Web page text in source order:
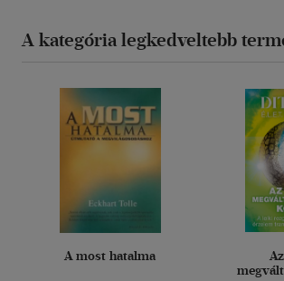
A kategória legkedveltebb
A most hatalma